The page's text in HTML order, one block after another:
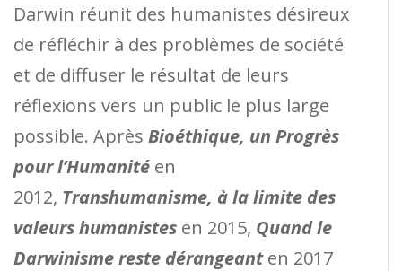
Darwin réunit des humanistes désireux
de ré­fléchir à des problèmes de société
et de diffuser le résultat de leurs
réflexions vers un public le plus large
possible. Après Bioéthique, un Progrès
pour l’Humanité en
2012, Transhumanisme, à la limite des
valeurs humanistes en 2015, Quand le
Darwinisme reste dérangeanten 2017